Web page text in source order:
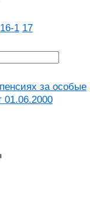
16‑1 17
за особые
01.06.2000